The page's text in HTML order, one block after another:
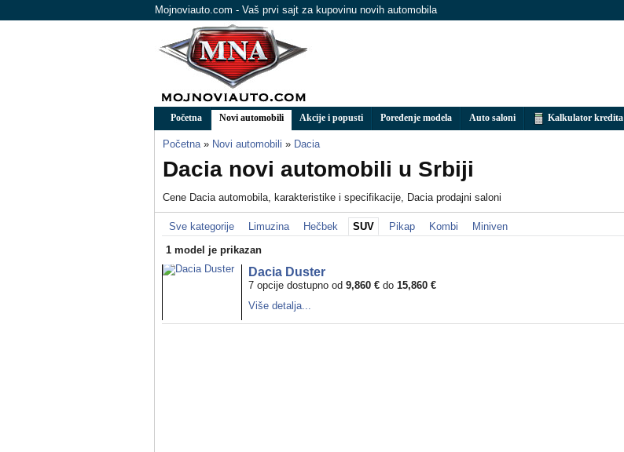
Mojnoviauto.com - Vaš prvi sajt za kupovinu novih automobila
Početna Novi automobili Akcije i popusti Poređenje modela Auto saloni Kalkulator kredita
Početna » Novi automobili » Dacia
Dacia novi automobili u Srbiji
Cene Dacia automobila, karakteristike i specifikacije, Dacia prodajni saloni
Sve kategorije Limuzina Hečbek SUV Pikap Kombi
Miniven
1 model je prikazan
Dacia Duster
7 opcije dostupno od 9,860 € do 15,860 €
Više detalja...